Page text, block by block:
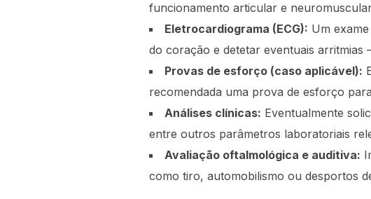
funcionamento articular e
Eletrocardiograma (ECG): Um
do coração e detetar eventuais arritmias
Provas de esforço (caso aplicável):
recomendada uma prova de esforço
Análises clínicas: Eventualmente
entre outros parâmetros laboratoriais
Avaliação oftalmológica e auditiva:
como tiro, automobilismo ou desportos